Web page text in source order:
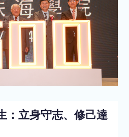
：立身守志、修己達